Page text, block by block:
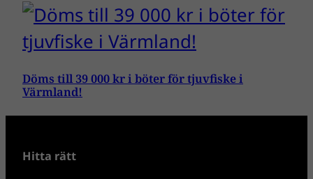
Döms till 39 000 kr i böter för tjuvfiske i
Värmland!
Hitta rätt